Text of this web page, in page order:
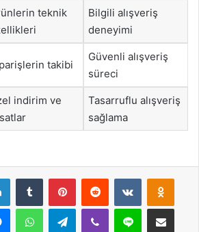
teknik
Bilgili alışveriş
deneyimi
takibi
Güvenli alışveriş
süreci
indirim ve
Tasarruflu alışveriş
sağlama
LinkedInTumblr PinterestReddit VKontakte
MessengerWhatsAppTelegramViber Line E-Posta ile